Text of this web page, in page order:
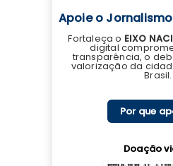
Apoie o
Fortaleça o EIXO
digital
transparência, o
valorização da
Brasil.
Por que
Doação